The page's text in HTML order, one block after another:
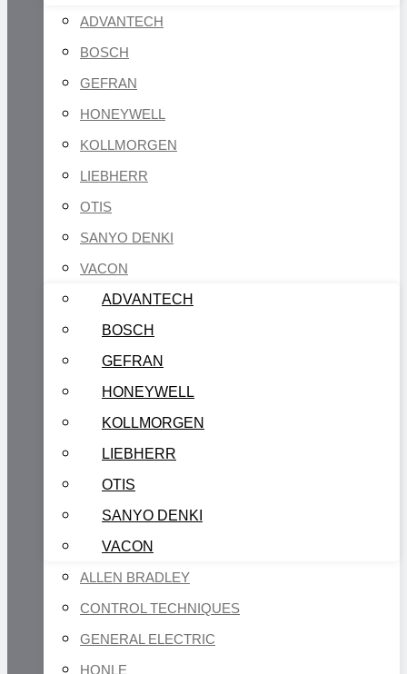
ADVANTECH
BOSCH
GEFRAN
HONEYWELL
KOLLMORGEN
LIEBHERR
OTIS
SANYO DENKI
VACON
ADVANTECH
BOSCH
GEFRAN
HONEYWELL
KOLLMORGEN
LIEBHERR
OTIS
SANYO DENKI
VACON
ALLEN BRADLEY
CONTROL TECHNIQUES
GENERAL ELECTRIC
HONLE